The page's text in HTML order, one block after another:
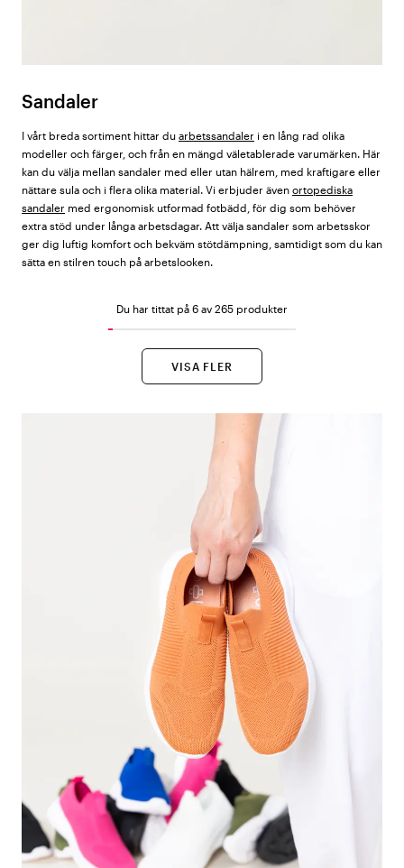
Sandaler
I vårt breda sortiment hittar du arbetssandaler i en lång rad olika
modeller och färger, och från en mängd väletablerade varumärken. Här
kan du välja mellan sandaler med eller utan hälrem, med kraftigare eller
nättare sula och i flera olika material. Vi erbjuder även ortopediska
sandaler med ergonomisk utformad fotbädd, för dig som behöver
extra stöd under långa arbetsdagar. Att välja sandaler som arbetsskor
ger dig luftig komfort och bekväm stötdämpning, samtidigt som du kan
sätta en stilren touch på arbetslooken.
Du har tittat på 6 av 265 produkter
VISA FLER